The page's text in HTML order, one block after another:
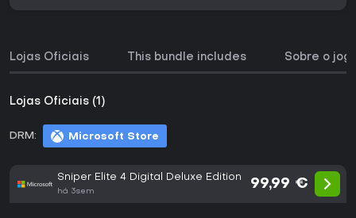
Lojas Oficiais This bundle includes Sobre o
Lojas Oficiais (1)
DRM: Microsoft Store
Sniper Elite 4 Digital Deluxe Edition
há 3sem
99,99 €